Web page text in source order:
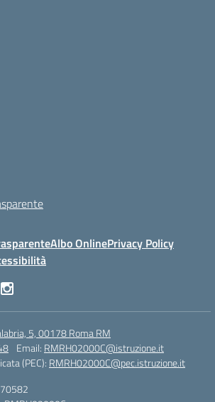
Albo OnlinePrivacy Policy
5, 00178 Roma RM
Email: RMRH02000C@istruzione.it
(PEC): RMRH02000C@pec.istruzione.it